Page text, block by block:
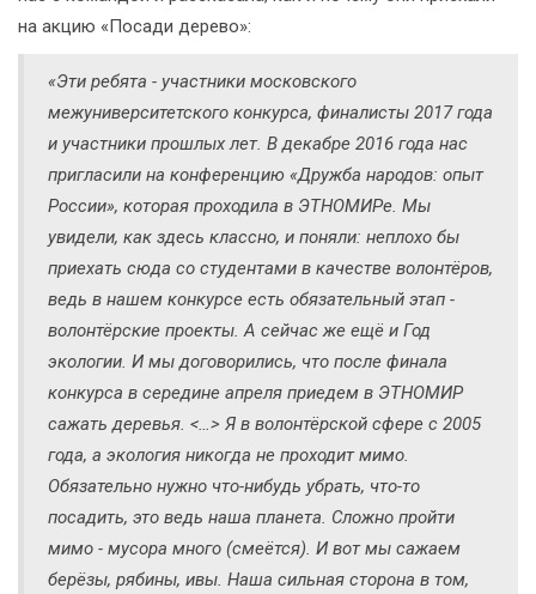
на акцию «Посади дерево»:
«Эти ребята - участники московского
межуниверситетского конкурса, финалисты 2017 года
и участники прошлых лет. В декабре 2016 года нас
пригласили на конференцию «Дружба народов: опыт
России», которая проходила в ЭТНОМИРе. Мы
увидели, как здесь классно, и поняли: неплохо бы
приехать сюда со студентами в качестве волонтёров,
ведь в нашем конкурсе есть обязательный этап -
волонтёрские проекты. А сейчас же ещё и Год
экологии. И мы договорились, что после финала
конкурса в середине апреля приедем в ЭТНОМИР
сажать деревья. <…> Я в волонтёрской сфере с 2005
года, а экология никогда не проходит мимо.
Обязательно нужно что-нибудь убрать, что-то
посадить, это ведь наша планета. Сложно пройти
мимо - мусора много (смеётся). И вот мы сажаем
берёзы, рябины, ивы. Наша сильная сторона в том,